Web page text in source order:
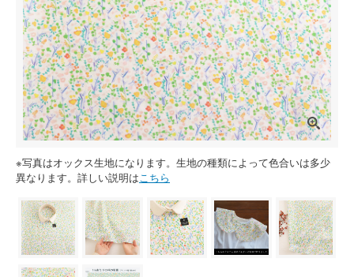
※写真はオックス生地になります。生地の種類によって色合いは多少
異なります。詳しい説明はこちら